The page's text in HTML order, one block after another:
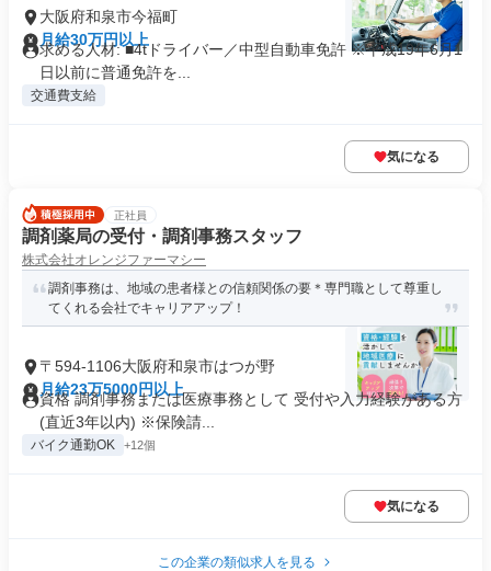
大阪府和泉市今福町
月給30万円以上
求める人材: ■4tドライバー／中型自動車免許 ※平成19年6月1
日以前に普通免許を...
交通費支給
気になる
正社員
調剤薬局の受付・調剤事務スタッフ
株式会社オレンジファーマシー
調剤事務は、地域の患者様との信頼関係の要＊専門職として尊重し
てくれる会社でキャリアアップ！
〒594-1106大阪府和泉市はつが野
月給23万5000円以上
資格 調剤事務または医療事務として 受付や入力経験がある方
(直近3年以内) ※保険請...
バイク通勤OK +12個
気になる
この企業の類似求人を見る